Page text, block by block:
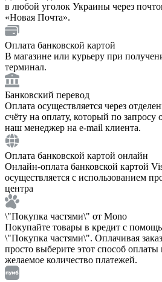
в любой уголок Украины через
«Новая Почта».
Оплата банковской картой
В магазине или курьеру при
терминал.
Банковский перевод
Оплата осуществляется через
счёту на оплату, который по запросу
наш менеджер на e-mail клиента.
Оплата банковской картой онлайн
Онлайн-оплата банковской картой
осуществляется с использованием
центра
\"Покупка частями\" от Mono
Покупайте товары в кредит с
\"Покупка частями\". Оплачивая
просто выберите этот способ
желаемое количество платежей.